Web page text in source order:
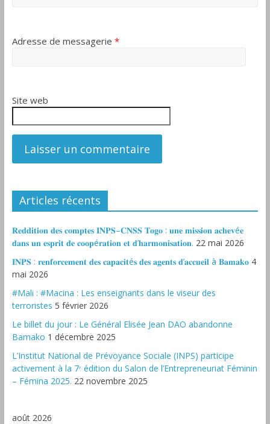
Adresse de messagerie *
Site web
Articles récents
𝐑𝐞𝐝𝐝𝐢𝐭𝐢𝐨𝐧 𝐝𝐞𝐬 𝐜𝐨𝐦𝐩𝐭𝐞𝐬 𝐈𝐍𝐏𝐒–𝐂𝐍𝐒𝐒 𝐓𝐨𝐠𝐨 : 𝐮𝐧𝐞 𝐦𝐢𝐬𝐬𝐢𝐨𝐧 𝐚𝐜𝐡𝐞𝐯é𝐞
𝐝𝐚𝐧𝐬 𝐮𝐧 𝐞𝐬𝐩𝐫𝐢𝐭 𝐝𝐞 𝐜𝐨𝐨𝐩é𝐫𝐚𝐭𝐢𝐨𝐧 𝐞𝐭 𝐝’𝐡𝐚𝐫𝐦𝐨𝐧𝐢𝐬𝐚𝐭𝐢𝐨𝐧. 22 mai 2026
𝐈𝐍𝐏𝐒 : 𝐫𝐞𝐧𝐟𝐨𝐫𝐜𝐞𝐦𝐞𝐧𝐭 𝐝𝐞𝐬 𝐜𝐚𝐩𝐚𝐜𝐢𝐭é𝐬 𝐝𝐞𝐬 𝐚𝐠𝐞𝐧𝐭𝐬 𝐝’𝐚𝐜𝐜𝐮𝐞𝐢𝐥 à 𝐁𝐚𝐦𝐚𝐤𝐨 4
mai 2026
#Mali : #Macina : Les enseignants dans le viseur des
terroristes 5 février 2026
‎Le billet du jour : Le Général Elisée Jean DAO abandonne
Bamako 1 décembre 2025
L’Institut National de Prévoyance Sociale (INPS) participe
activement à la 7ᵉ édition du Salon de l’Entrepreneuriat Féminin
– Fémina 2025. 22 novembre 2025
août 2026